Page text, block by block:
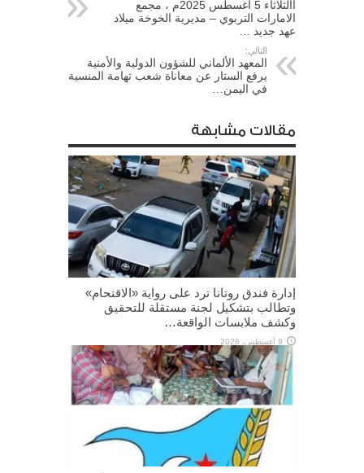
االثلاثاء 5 اغسطس 2025م ، مجمع
الامارات التربوي – مديرية الخوخة ميلاد
عهد جديد …
التالي:
المعهد الألماني للشؤون الدولية والأمنية
يرفع الستار عن معاناة شعب تهامة المنسية
في اليمن…
مقالات مشابهة
إدارة فندق روتانا ترد على رواية «الاقتحام»
وتطالب بتشكيل لجنة مستقلة للتحقيق
وكشف ملابسات الواقعة…
9 أغسطس، 2026